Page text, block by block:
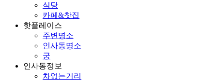
식당
카페&찻집
핫플레이스
주변명소
인사동명소
궁
인사동정보
차없는거리